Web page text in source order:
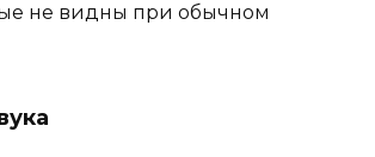
не видны при обычном